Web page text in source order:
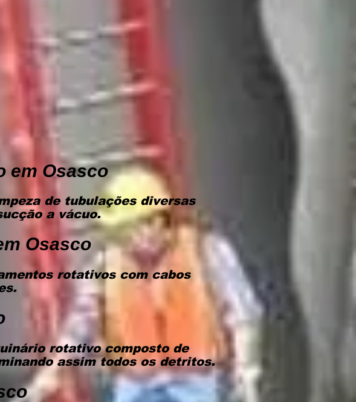
em Osasco
de tubulações diversas
a vácuo.
Osasco
rotativos com cabos
rotativo composto de
assim todos os detritos.